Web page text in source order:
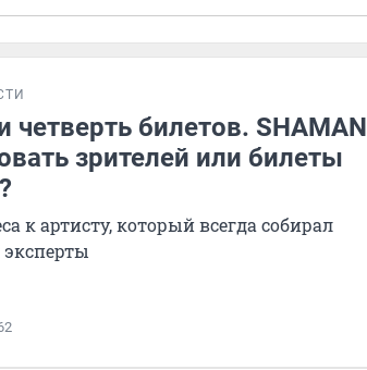
билетов. SHAMAN
зрителей или билеты
к артисту, который всегда собирал